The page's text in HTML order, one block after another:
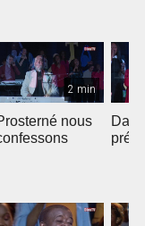
2 min
nous